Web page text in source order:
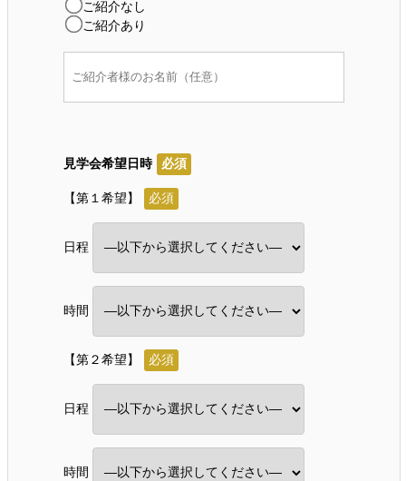
ご紹介なし
ご紹介あり
見学会希望日時 必須
【第１希望】 必須
日程
時間
【第２希望】 必須
日程
時間